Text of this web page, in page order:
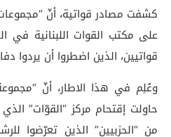
كشفت مصادر قواتية، أنّ
على مكتب القوات اللبنانية في
قواتيين، الذين اضطروا أن يردوا
حاولت إقتحام مركز “القوّات”
من “الحزبيين” الذين تعرّضوا